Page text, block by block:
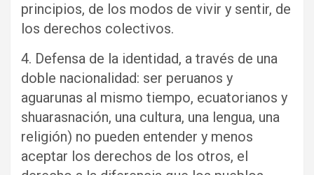
principios, de los modos de vivir y sentir, de
los derechos colectivos.
4. Defensa de la identidad, a través de una
doble nacionalidad: ser peruanos y
aguarunas al mismo tiempo, ecuatorianos y
shuarasnación, una cultura, una lengua, una
religión) no pueden entender y menos
aceptar los derechos de los otros, el